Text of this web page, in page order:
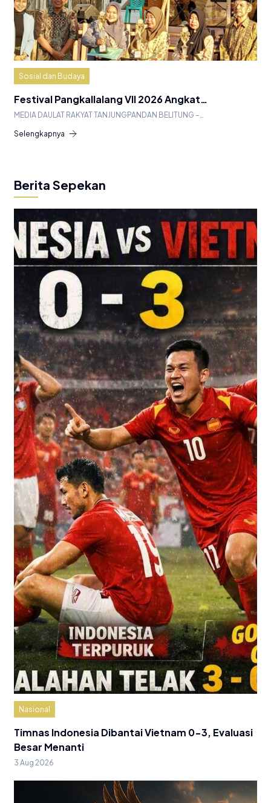
Sosial dan Budaya
Festival Pangkallalang VII 2026 Angkat…
MEDIA DAULAT RAKYAT TANJUNGPANDAN BELITUNG –…
Selengkapnya
Berita Sepekan
Nasional
Timnas Indonesia Dibantai Vietnam 0-3, Evaluasi
Besar Menanti
3 Aug 2026